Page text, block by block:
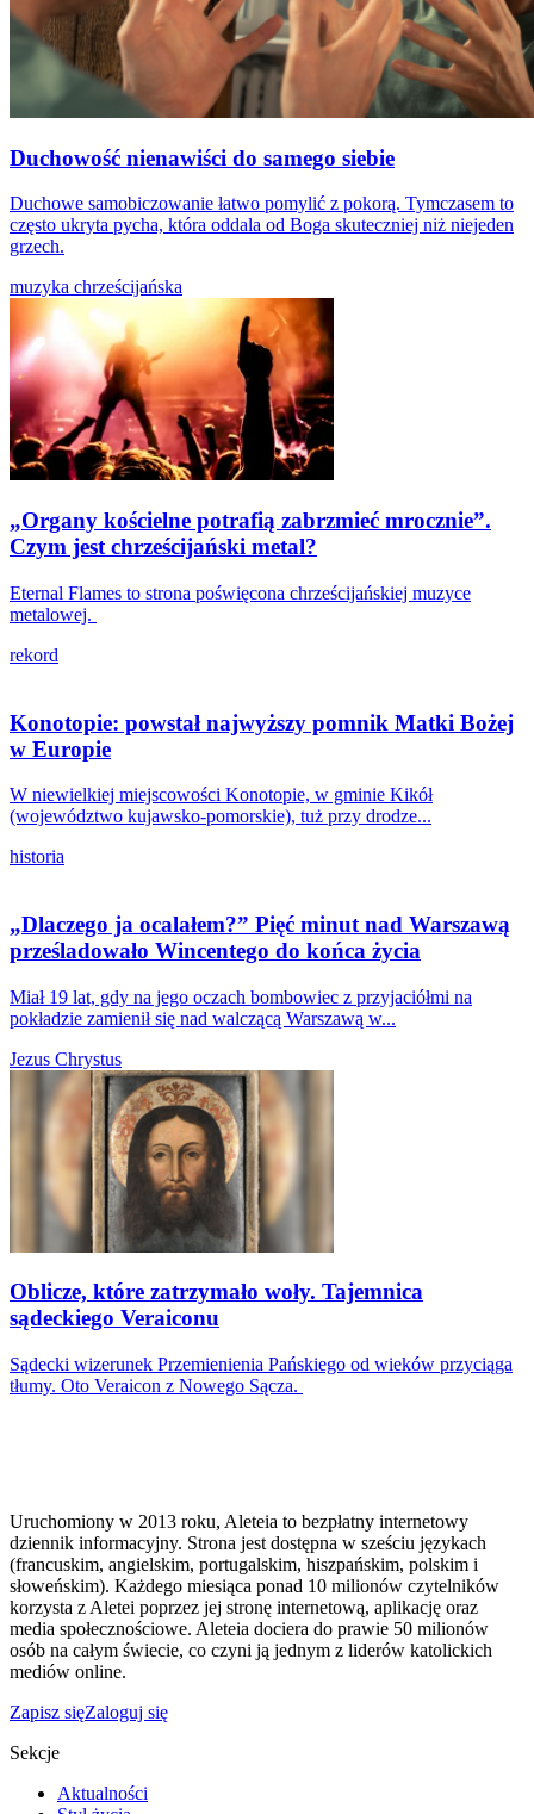
Duchowość nienawiści do samego siebie
Duchowe samobiczowanie łatwo pomylić z pokorą. Tymczasem to
często ukryta pycha, która oddala od Boga skuteczniej niż niejeden
grzech.
muzyka chrześcijańska
„Organy kościelne potrafią zabrzmieć mrocznie”.
Czym jest chrześcijański metal?
Eternal Flames to strona poświęcona chrześcijańskiej muzyce
metalowej.
rekord
Konotopie: powstał najwyższy pomnik Matki Bożej
w Europie
W niewielkiej miejscowości Konotopie, w gminie Kikół
(województwo kujawsko-pomorskie), tuż przy drodze...
historia
„Dlaczego ja ocalałem?” Pięć minut nad Warszawą
prześladowało Wincentego do końca życia
Miał 19 lat, gdy na jego oczach bombowiec z przyjaciółmi na
pokładzie zamienił się nad walczącą Warszawą w...
Jezus Chrystus
Oblicze, które zatrzymało woły. Tajemnica
sądeckiego Veraiconu
Sądecki wizerunek Przemienienia Pańskiego od wieków przyciąga
tłumy. Oto Veraicon z Nowego Sącza.
Uruchomiony w 2013 roku, Aleteia to bezpłatny internetowy
dziennik informacyjny. Strona jest dostępna w sześciu językach
(francuskim, angielskim, portugalskim, hiszpańskim, polskim i
słoweńskim). Każdego miesiąca ponad 10 milionów czytelników
korzysta z Aletei poprzez jej stronę internetową, aplikację oraz
media społecznościowe. Aleteia dociera do prawie 50 milionów
osób na całym świecie, co czyni ją jednym z liderów katolickich
mediów online.
Zapisz sięZaloguj się
Sekcje
Aktualności